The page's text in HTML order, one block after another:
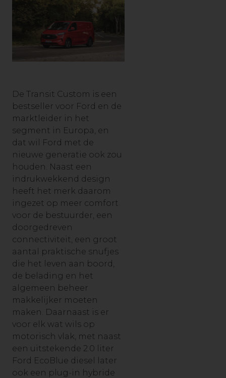
De Transit Custom is een
bestseller voor Ford en de
marktleider in het
segment in Europa, en
dat wil Ford met de
nieuwe generatie ook zou
houden. Naast een
indrukwekkend design
heeft het merk daarom
ingezet op meer comfort
voor de bestuurder, een
doorgedreven
connectiviteit, een groot
aantal praktische snufjes
die het leven aan boord,
de belading en het
algemeen beheer
makkelijker moeten
maken. Daarnaast is er
voor elk wat wils op
motorisch vlak, met naast
een uitstekende 2.0 liter
Ford EcoBlue diesel later
ook een plug-in hybride